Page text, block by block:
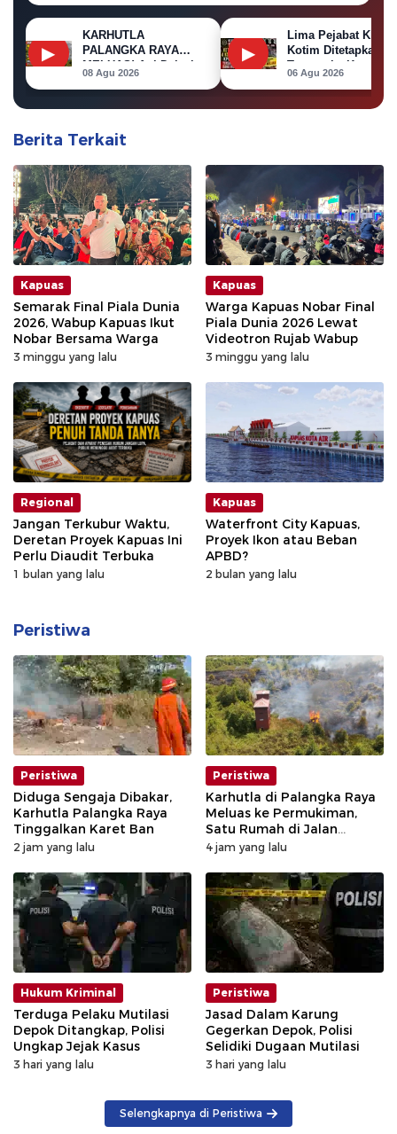
▶
KARHUTLA
PALANGKA RAYA
MELUAS! Api Dekati
Permukiman, Rumah
Terbakar
08 Agu 2026
▶
Lima Pejabat KPU
Kotim Ditetapkan
Tersangka Korupsi
Dana Hibah Pilkada
06 Agu 2026
Berita Terkait
Kapuas
Semarak Final Piala Dunia
2026, Wabup Kapuas Ikut
Nobar Bersama Warga
3 minggu yang lalu
Kapuas
Warga Kapuas Nobar Final
Piala Dunia 2026 Lewat
Videotron Rujab Wabup
3 minggu yang lalu
Regional
Jangan Terkubur Waktu,
Deretan Proyek Kapuas Ini
Perlu Diaudit Terbuka
1 bulan yang lalu
Kapuas
Waterfront City Kapuas,
Proyek Ikon atau Beban
APBD?
2 bulan yang lalu
Peristiwa
Peristiwa
Diduga Sengaja Dibakar,
Karhutla Palangka Raya
Tinggalkan Karet Ban
2 jam yang lalu
Peristiwa
Karhutla di Palangka Raya
Meluas ke Permukiman,
Satu Rumah di Jalan
Kalibata Hangus Terbakar
4 jam yang lalu
Hukum Kriminal
Terduga Pelaku Mutilasi
Depok Ditangkap, Polisi
Ungkap Jejak Kasus
3 hari yang lalu
Peristiwa
Jasad Dalam Karung
Gegerkan Depok, Polisi
Selidiki Dugaan Mutilasi
3 hari yang lalu
Selengkapnya di Peristiwa